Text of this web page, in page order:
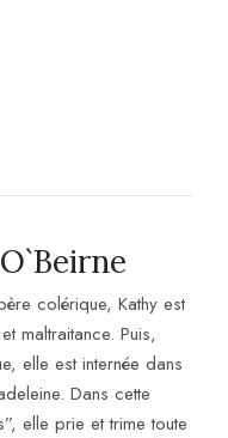
colérique, Kathy est
maltraitance. Puis,
elle est internée dans
Dans cette
elle prie et trime toute